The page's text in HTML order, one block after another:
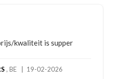
goede prijzen en
met gifts, waardoor je